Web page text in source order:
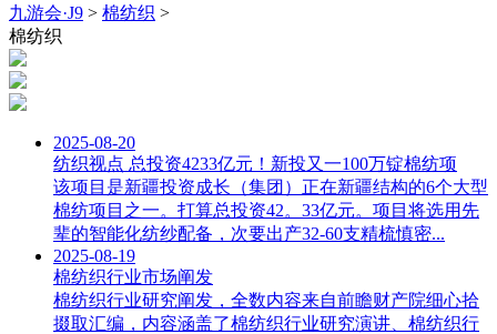
九游会·J9 > 棉纺织 >
棉纺织
2025-08-20
纺织视点 总投资4233亿元！新投又一100万锭棉纺项
该项目是新疆投资成长（集团）正在新疆结构的6个大型
棉纺项目之一。打算总投资42。33亿元。项目将选用先
辈的智能化纺纱配备，次要出产32-60支精梳慎密...
2025-08-19
棉纺织行业市场阐发
棉纺织行业研究阐发，全数内容来自前瞻财产院细心拾
掇取汇编，内容涵盖了棉纺织行业研究演讲、棉纺织行